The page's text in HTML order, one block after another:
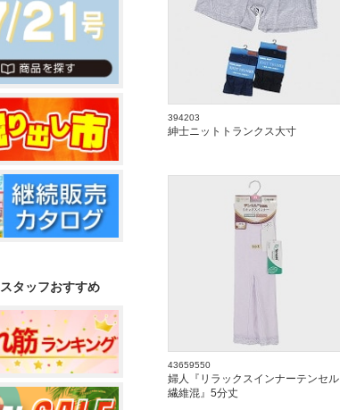
394203
紳士ニットトランクス大寸
43659550
婦人『リラックスインナーテンセル
繊維混』5分丈
スタッフおすすめ